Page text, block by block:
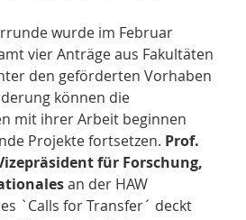
wurde im Februar
vier Anträge aus Fakultäten
den geförderten Vorhaben
können die
mit ihrer Arbeit beginnen
Projekte fortsetzen. Prof.
für Forschung,
an der HAW
`Calls for Transfer´ deckt